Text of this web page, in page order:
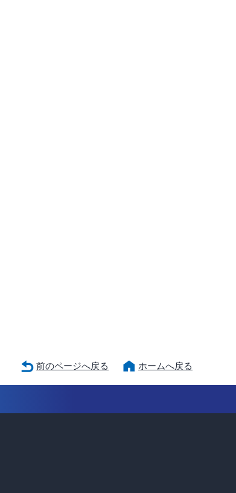
前のページへ戻る ホームへ戻る